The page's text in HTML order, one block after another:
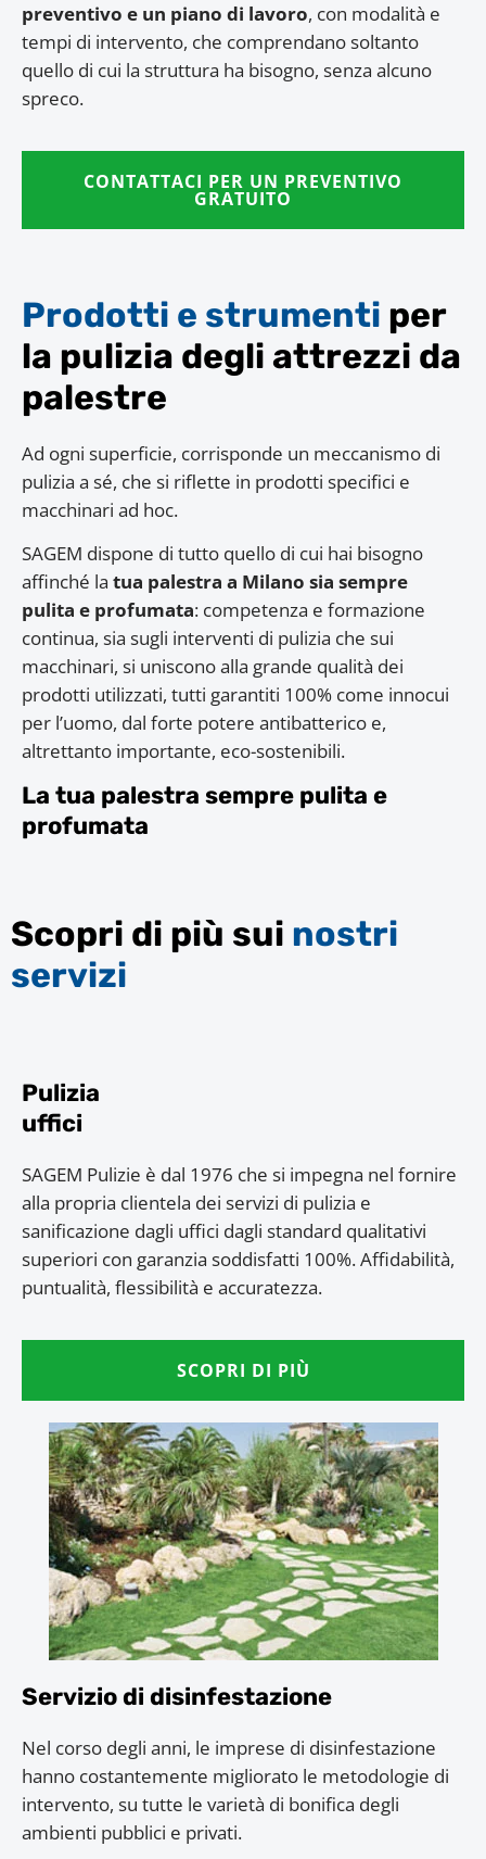
preventivo e un piano di lavoro, con modalità e
tempi di intervento, che comprendano soltanto
quello di cui la struttura ha bisogno, senza alcuno
spreco.
CONTATTACI PER UN PREVENTIVO
GRATUITO
Prodotti e strumenti per
la pulizia degli attrezzi da
palestre
Ad ogni superficie, corrisponde un meccanismo di
pulizia a sé, che si riflette in prodotti specifici e
macchinari ad hoc.
SAGEM dispone di tutto quello di cui hai bisogno
affinché la tua palestra a Milano sia sempre
pulita e profumata: competenza e formazione
continua, sia sugli interventi di pulizia che sui
macchinari, si uniscono alla grande qualità dei
prodotti utilizzati, tutti garantiti 100% come innocui
per l’uomo, dal forte potere antibatterico e,
altrettanto importante, eco-sostenibili.
La tua palestra sempre pulita e
profumata
Scopri di più sui nostri
servizi
Pulizia
uffici
SAGEM Pulizie è dal 1976 che si impegna nel fornire
alla propria clientela dei servizi di pulizia e
sanificazione dagli uffici dagli standard qualitativi
superiori con garanzia soddisfatti 100%. Affidabilità,
puntualità, flessibilità e accuratezza.
SCOPRI DI PIÙ
Servizio di disinfestazione
Nel corso degli anni, le imprese di disinfestazione
hanno costantemente migliorato le metodologie di
intervento, su tutte le varietà di bonifica degli
ambienti pubblici e privati.